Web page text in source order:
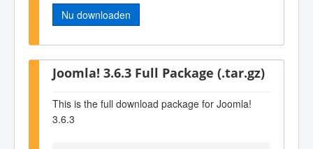
Nu downloaden
Joomla! 3.6.3 Full Package (.tar.gz)
This is the full download package for Joomla!
3.6.3